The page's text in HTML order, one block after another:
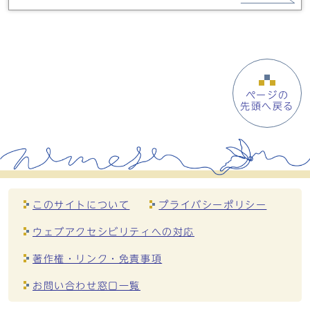
ページの
先頭へ戻る
このサイトについて プライバシーポリシー
ウェブアクセシビリティへの対応
著作権・リンク・免責事項
お問い合わせ窓口一覧